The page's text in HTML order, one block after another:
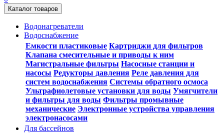
Каталог товаров
Водонагреватели
Водоснабжение
Емкости пластиковые Картриджи для фильтров
Клапана смесительные и приводы к ним
Магистральные фильтры Насосные станции и
насосы Редукторы давления Реле давления для
систем водоснабжения Системы обратного осмоса
Ультрафиолетовые установки для воды Умягчители
и фильтры для воды Фильтры промывные
механические Электронные устройства управления
электронасосами
Для бассейнов